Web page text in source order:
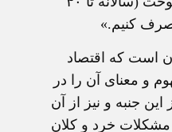
كنيم.»
است كه اقتصاد
و معناى آن را در
جنبه و نيز از آن
خرد و كلان